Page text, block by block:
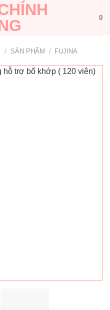
0
/ SẢN PHẨM / FUJINA